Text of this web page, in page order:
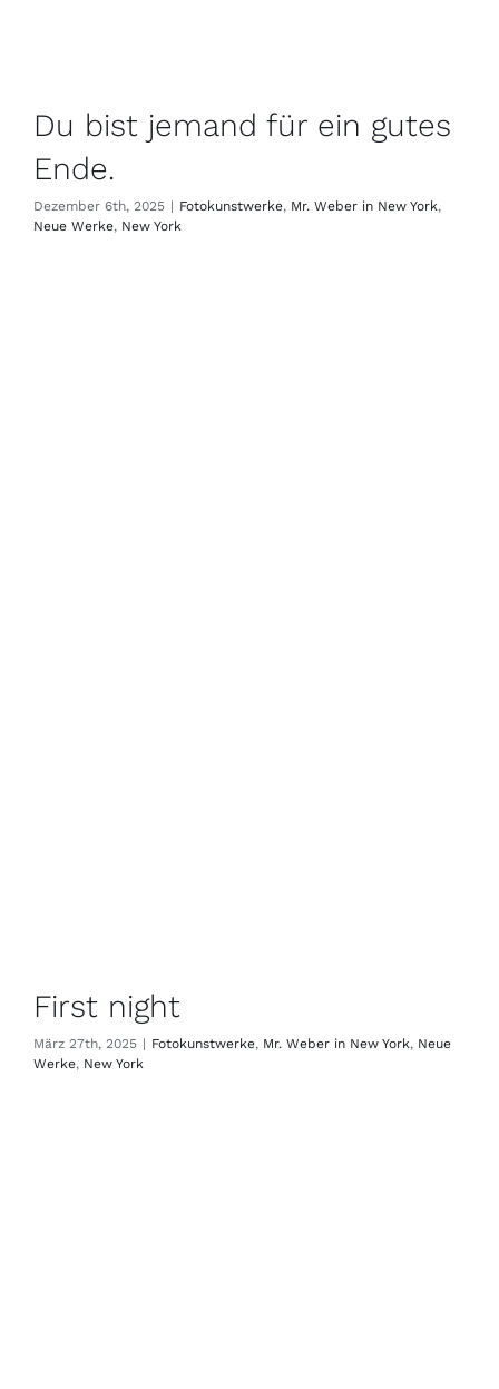
Du bist jemand für ein gutes
Ende.
Dezember 6th, 2025 | Fotokunstwerke, Mr. Weber in New York,
Neue Werke, New York
First night
März 27th, 2025 | Fotokunstwerke, Mr. Weber in New York, Neue
Werke, New York